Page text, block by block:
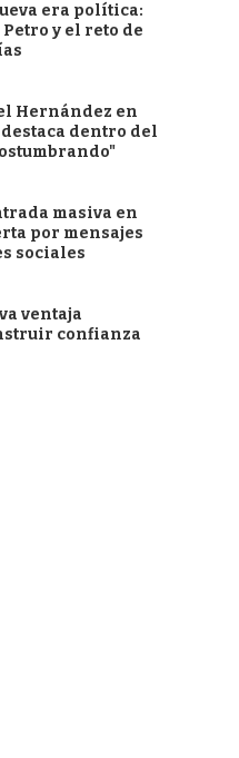
era política:
y el reto de
Hernández en
dentro del
masiva en
por mensajes
sociales
ventaja
confianza